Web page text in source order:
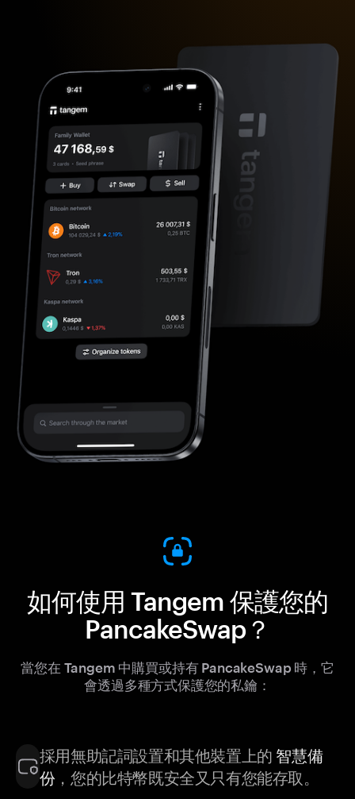
如何使用 Tangem 保護您的
PancakeSwap？
當您在 Tangem 中購買或持有 PancakeSwap 時，它
會透過多種方式保護您的私鑰：
採用無助記詞設置和其他裝置上的 智慧備
份，您的比特幣既安全又只有您能存取。